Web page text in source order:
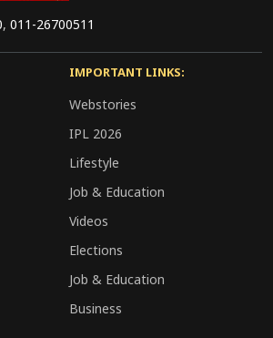
, 011-26700511
IMPORTANT LINKS:
Webstories
IPL 2026
Lifestyle
Job & Education
Videos
Elections
Job & Education
Business